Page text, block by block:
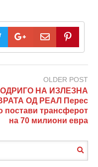
OLDER POST
НА ИЗЛЕЗНА
ОД РЕАЛ Перес
постави трансферот
на 70 милиони евра